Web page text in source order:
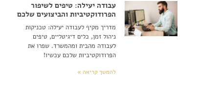
עבודה יעילה: טיפים לשיפור
הפרודוקטיביות והביצועים שלכם
מדריך מקיף לעבודה יעילה: טכניקות
ניהול זמן, כלים דיגיטליים, טיפים
לעבודה מהבית ומהמשרד. שפרו את
הפרודוקטיביות שלכם עכשיו!
להמשך קריאה »